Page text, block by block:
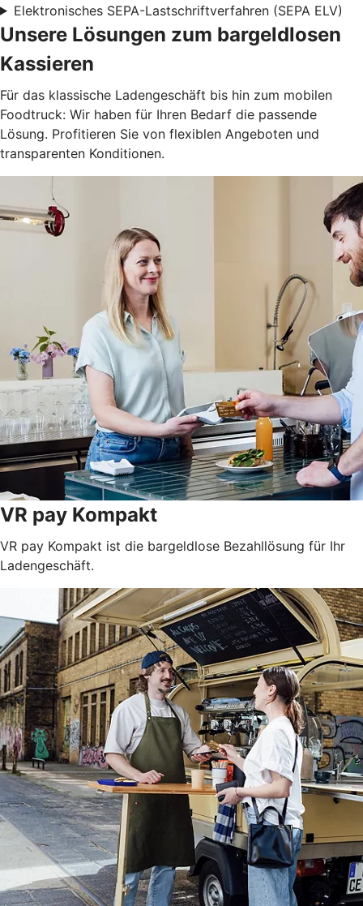
Elektronisches SEPA-Lastschriftverfahren (SEPA ELV)
Unsere Lösungen zum bargeldlosen
Kassieren
Für das klassische Ladengeschäft bis hin zum mobilen
Foodtruck: Wir haben für Ihren Bedarf die passende
Lösung. Profitieren Sie von flexiblen Angeboten und
transparenten Konditionen.
VR pay Kompakt
VR pay Kompakt ist die bargeldlose Bezahllösung für Ihr
Ladengeschäft.